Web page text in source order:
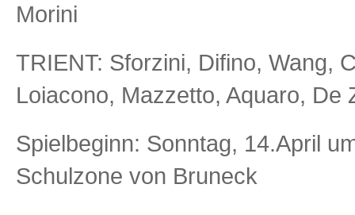
Morini
TRIENT: Sforzini, Difino, Wang,
Loiacono, Mazzetto, Aquaro, De
Spielbeginn: Sonntag, 14.April
Schulzone von Bruneck